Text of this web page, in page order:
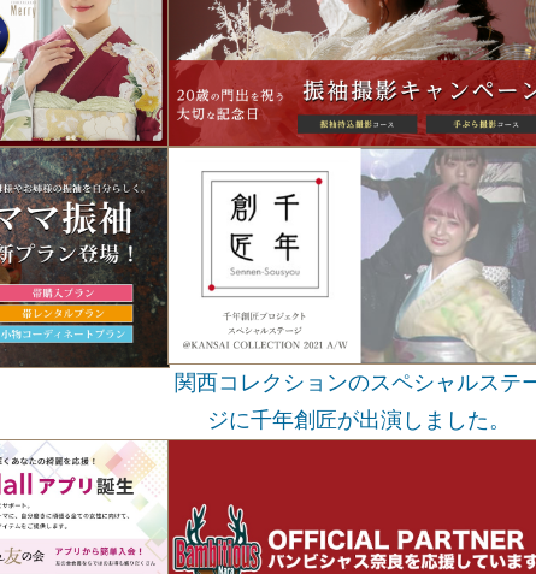
関西コレクションのスペシャルステ
ジに千年創匠が出演しました。